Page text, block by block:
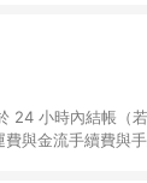
24 小時內結帳（
與金流手續費與